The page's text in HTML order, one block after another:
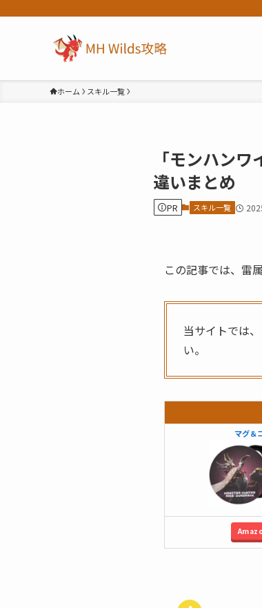
ホーム スキル一覧
「モンハン
違いまとめ
PR スキル一覧
この記事では、雷
当サイトでは、
い。
マグ＆